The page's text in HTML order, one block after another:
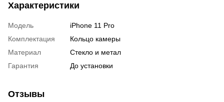
Характеристики
Модель
iPhone 11 Pro
Комплектация
Кольцо камеры
Материал
Стекло и метал
Гарантия
До установки
Отзывы